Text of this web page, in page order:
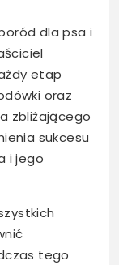
dla psa i
etap
oraz
zbliżającego
sukcesu
i jego
tego